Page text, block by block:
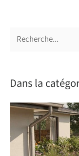
Dans la